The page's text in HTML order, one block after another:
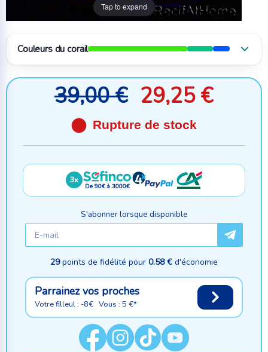
Tap to expand
Couleurs du corail
70% 18% 12%
Couleurs détectées automatiquement : elles peuvent varier selon la
photo, l'éclairage et l'environnement lumineux. Des erreurs sont
39,00 € 29,25 €
Rupture de stock
3x
De 90€ à 3000€
S'abonner lorsque disponible
29points de fidélité pour 0.58 € d'économie
Parrainez vos proches
Votre filleul : -8€ Vous : 5 €*